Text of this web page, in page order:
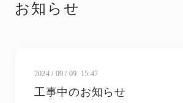
お知らせ
2024 / 09 / 09 15:47
工事中のお知らせ